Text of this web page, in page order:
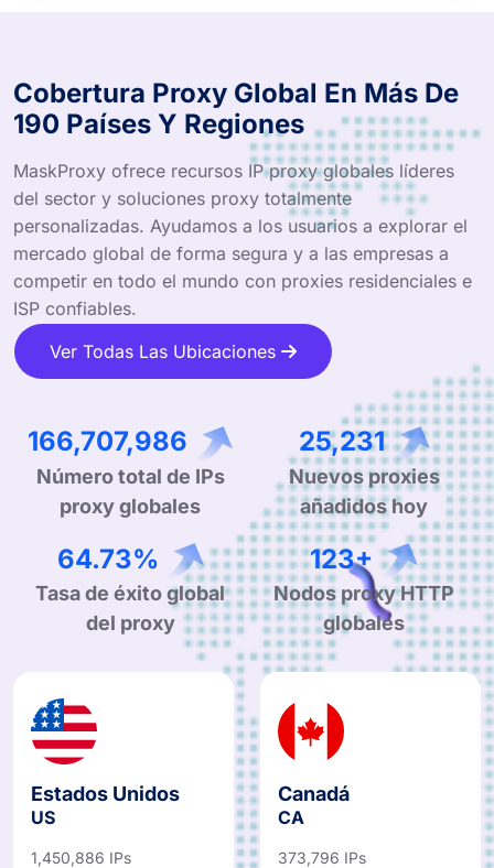
Cobertura Proxy Global En Más De
190 Países Y Regiones
MaskProxy ofrece recursos IP proxy globales líderes
del sector y soluciones proxy totalmente
personalizadas. Ayudamos a los usuarios a explorar el
mercado global de forma segura y a las empresas a
competir en todo el mundo con proxies residenciales e
ISP confiables.
Ver Todas Las Ubicaciones
257,265,411
Número total de IPs
proxy globales
38,937
Nuevos proxies
añadidos hoy
99.90%
Tasa de éxito global
del proxy
190+
Nodos proxy HTTP
globales
Estados Unidos
US
1,450,886 IPs
Canadá
CA
373,796 IPs